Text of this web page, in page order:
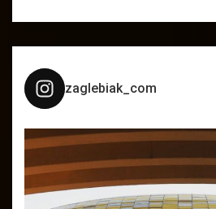
zaglebiak_com